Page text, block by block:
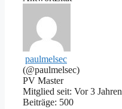
paulmelsec
(@paulmelsec)
PV Master
Mitglied seit: Vor 3 Jahren
Beiträge: 500